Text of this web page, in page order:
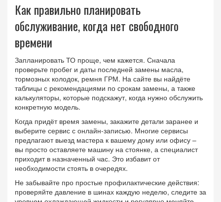
Как правильно планировать
обслуживание, когда нет свободного
времени
Запланировать ТО проще, чем кажется. Сначала
проверьте пробег и даты последней замены масла,
тормозных колодок, ремня ГРМ. На сайте вы найдёте
таблицы с рекомендациями по срокам замены, а также
калькуляторы, которые подскажут, когда нужно обслужить
конкретную модель.
Когда придёт время замены, закажите детали заранее и
выберите сервис с онлайн‑записью. Многие сервисы
предлагают выезд мастера к вашему дому или офису –
вы просто оставляете машину на стоянке, а специалист
приходит в назначенный час. Это избавит от
необходимости стоять в очередях.
Не забывайте про простые профилактические действия:
проверяйте давление в шинах каждую неделю, следите за